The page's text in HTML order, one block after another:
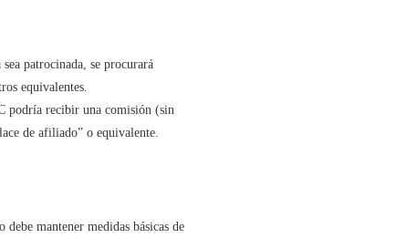
patrocinada, se procurará
equivalentes.
podría recibir una comisión (sin
de afiliado” o equivalente.
mantener medidas básicas de